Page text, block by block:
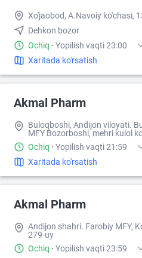
Xo'jaobod, A.Navoiy ko'chasi,
Dehkon bozor
Ochiq · Yopilish vaqti 23:00
Xaritada ko'rsatish
Akmal Pharm
Buloqboshi, Andijon viloyati.
MFY Bozorboshi, mehri kulol
Ochiq · Yopilish vaqti 21:59
Xaritada ko'rsatish
Akmal Pharm
Andijon shahri. Farobiy MFY,
279-uy
Ochiq · Yopilish vaqti 23:59